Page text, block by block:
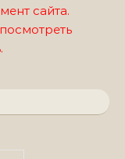
сайта.